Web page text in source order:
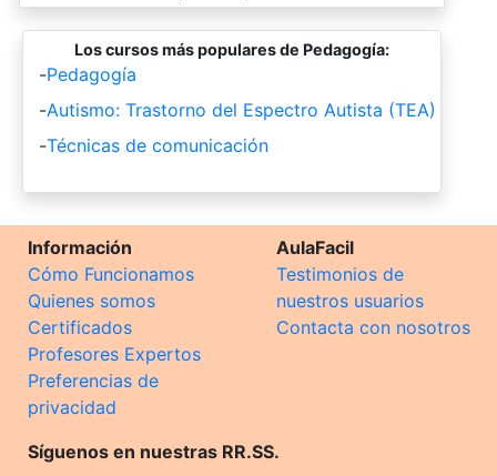
Los cursos más populares de Pedagogía:
-Pedagogía
-Autismo: Trastorno del Espectro Autista (TEA)
-Técnicas de comunicación
Información
Cómo Funcionamos
Quienes somos
Certificados
Profesores Expertos
Preferencias de
privacidad
AulaFacil
Testimonios de
nuestros usuarios
Contacta con nosotros
Síguenos en nuestras RR.SS.